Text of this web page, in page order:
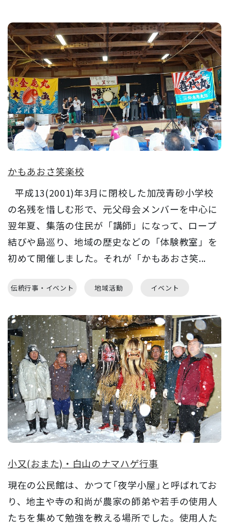
かもあおさ笑楽校
平成13(2001)年3月に閉校した加茂青砂小学校
の名残を惜しむ形で、元父母会メンバーを中心に
翌年夏、集落の住民が「講師」になって、ロープ
結びや島巡り、地域の歴史などの「体験教室」を
初めて開催しました。それが「かもあおさ笑...
伝統行事・イベント 地域活動 イベント
小又(おまた)・白山のナマハゲ行事
現在の公民館は、かつて｢夜学小屋｣と呼ばれてお
り、地主や寺の和尚が農家の師弟や若手の使用人
たちを集めて勉強を教える場所でした。使用人た